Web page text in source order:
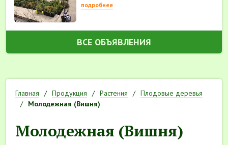
подробнее
ВСЕ ОБЪЯВЛЕНИЯ
Главная Продукция Растения
Плодовые деревья
Молодежная (Вишня)
Молодежная (Вишня)